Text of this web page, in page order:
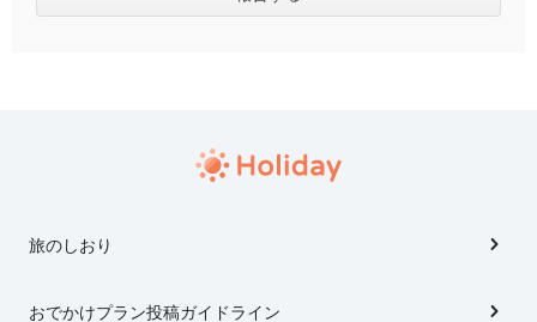
旅のしおり
おでかけプラン投稿ガイドライン